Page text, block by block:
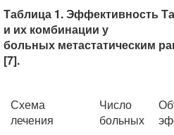
Таблица 1. Эффективность
и их комбинации у
больных метастатическим
[7].
Схема
лечения
Число
больных